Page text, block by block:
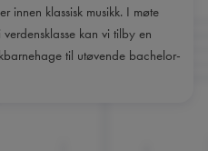
innen klassisk musikk. I møte
kan vi tilby en
til utøvende bachelor-